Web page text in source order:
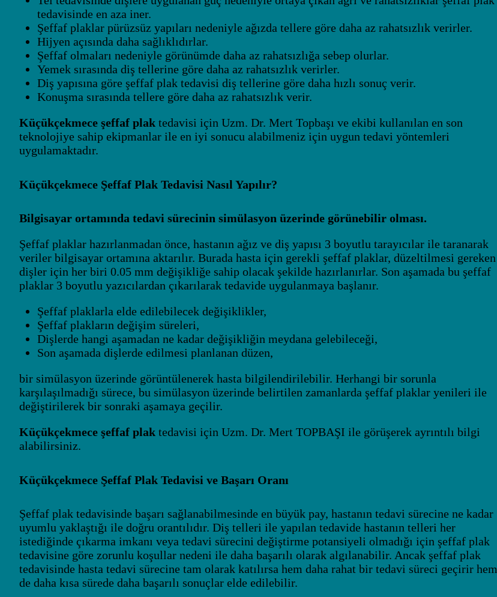
tedavisinde en aza iner.
Şeffaf plaklar pürüzsüz yapıları nedeniyle ağızda tellere göre daha az rahatsızlık verirler.
Hijyen açısında daha sağlıklıdırlar.
Şeffaf olmaları nedeniyle görünümde daha az rahatsızlığa sebep olurlar.
Yemek sırasında diş tellerine göre daha az rahatsızlık verirler.
Diş yapısına göre şeffaf plak tedavisi diş tellerine göre daha hızlı sonuç verir.
Konuşma sırasında tellere göre daha az rahatsızlık verir.
Küçükçekmece şeffaf plak tedavisi için Uzm. Dr. Mert Topbaşı ve ekibi kullanılan en son
teknolojiye sahip ekipmanlar ile en iyi sonucu alabilmeniz için uygun tedavi yöntemleri
uygulamaktadır.
Küçükçekmece Şeffaf Plak Tedavisi Nasıl Yapılır?
Bilgisayar ortamında tedavi sürecinin simülasyon üzerinde görünebilir olması.
Şeffaf plaklar hazırlanmadan önce, hastanın ağız ve diş yapısı 3 boyutlu tarayıcılar ile taranarak
veriler bilgisayar ortamına aktarılır. Burada hasta için gerekli şeffaf plaklar, düzeltilmesi gereken
dişler için her biri 0.05 mm değişikliğe sahip olacak şekilde hazırlanırlar. Son aşamada bu şeffaf
plaklar 3 boyutlu yazıcılardan çıkarılarak tedavide uygulanmaya başlanır.
Şeffaf plaklarla elde edilebilecek değişiklikler,
Şeffaf plakların değişim süreleri,
Dişlerde hangi aşamadan ne kadar değişikliğin meydana gelebileceği,
Son aşamada dişlerde edilmesi planlanan düzen,
bir simülasyon üzerinde görüntülenerek hasta bilgilendirilebilir. Herhangi bir sorunla
karşılaşılmadığı sürece, bu simülasyon üzerinde belirtilen zamanlarda şeffaf plaklar yenileri ile
değiştirilerek bir sonraki aşamaya geçilir.
Küçükçekmece şeffaf plak tedavisi için Uzm. Dr. Mert TOPBAŞI ile görüşerek ayrıntılı bilgi
alabilirsiniz.
Küçükçekmece Şeffaf Plak Tedavisi ve Başarı Oranı
Şeffaf plak tedavisinde başarı sağlanabilmesinde en büyük pay, hastanın tedavi sürecine ne kadar
uyumlu yaklaştığı ile doğru orantılıdır. Diş telleri ile yapılan tedavide hastanın telleri her
istediğinde çıkarma imkanı veya tedavi sürecini değiştirme potansiyeli olmadığı için şeffaf plak
tedavisine göre zorunlu koşullar nedeni ile daha başarılı olarak algılanabilir. Ancak şeffaf plak
tedavisinde hasta tedavi sürecine tam olarak katılırsa hem daha rahat bir tedavi süreci geçirir hem
de daha kısa sürede daha başarılı sonuçlar elde edilebilir.